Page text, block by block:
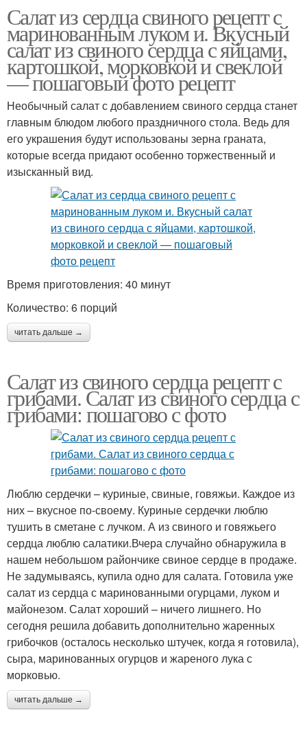
Салат из сердца свиного рецепт с
маринованным луком и. Вкусный
салат из свиного сердца с яйцами,
картошкой, морковкой и свеклой
— пошаговый фото рецепт
Необычный салат с добавлением свиного сердца станет
главным блюдом любого праздничного стола. Ведь для
его украшения будут использованы зерна граната,
которые всегда придают особенно торжественный и
изысканный вид.
Время приготовления: 40 минут
Количество: 6 порций
читать дальше →
Салат из свиного сердца рецепт с
грибами. Салат из свиного сердца с
грибами: пошагово с фото
Люблю сердечки – куриные, свиные, говяжьи. Каждое из
них – вкусное по-своему. Куриные сердечки люблю
тушить в сметане с лучком. А из свиного и говяжьего
сердца люблю салатики.Вчера случайно обнаружила в
нашем небольшом райончике свиное сердце в продаже.
Не задумываясь, купила одно для салата. Готовила уже
салат из сердца с маринованными огурцами, луком и
майонезом. Салат хороший – ничего лишнего. Но
сегодня решила добавить дополнительно жаренных
грибочков (осталось несколько штучек, когда я готовила),
сыра, маринованных огурцов и жареного лука с
морковью.
читать дальше →